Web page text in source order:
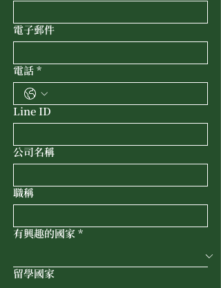
電子郵件
電話*
Line ID
公司名稱
職稱
有興趣的國家 *
留學國家